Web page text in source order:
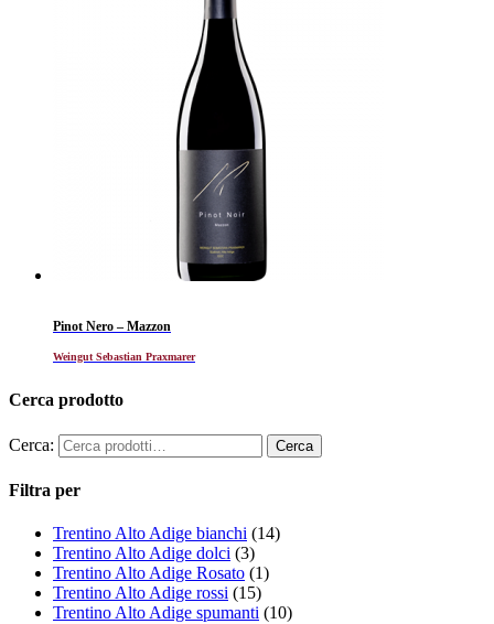
Pinot Nero – Mazzon
Weingut Sebastian Praxmarer
Cerca prodotto
Cerca:
Filtra per
Trentino Alto Adige bianchi (14)
Trentino Alto Adige dolci (3)
Trentino Alto Adige Rosato (1)
Trentino Alto Adige rossi (15)
Trentino Alto Adige spumanti (10)